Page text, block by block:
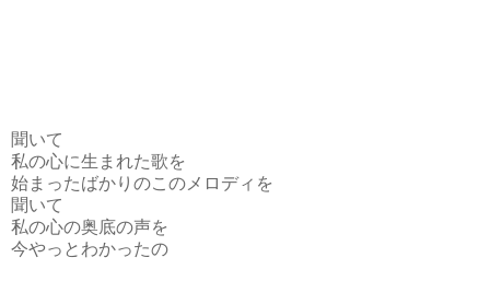
聞いて
私の心に生まれた歌を
始まったばかりのこのメロディを
聞いて
私の心の奥底の声を
今やっとわかったの